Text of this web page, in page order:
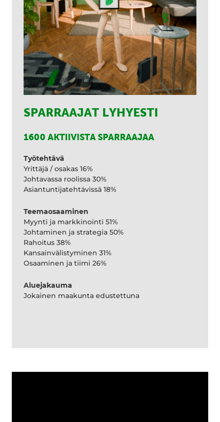
SPARRAAJAT LYHYESTI
1600 AKTIIVISTA SPARRAAJAA
Työtehtävä
Yrittäjä / osakas 16%
Johtavassa roolissa 30%
Asiantuntijatehtävissä 18%
Teemaosaaminen
Myynti ja markkinointi 51%
Johtaminen ja strategia 50%
Rahoitus 38%
Kansainvälistyminen 31%
Osaaminen ja tiimi 26%
Aluejakauma
Jokainen maakunta edustettuna